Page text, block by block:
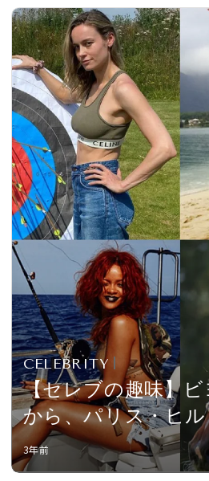
CELEBRITY
【セレブの趣味】
から、パリス・ヒ
捕りまで!? セレブ
過ごし方
3年前